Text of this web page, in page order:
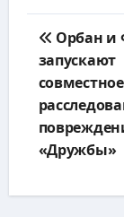
по
записям
Орбан и
запускают
совместное
«Дружбы»